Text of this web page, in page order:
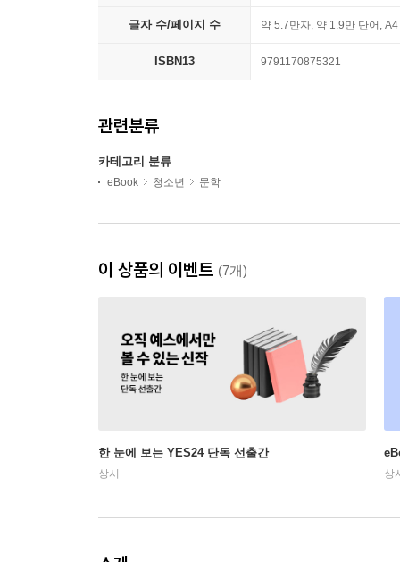
글자 수/페이지 수 약 5.7만자, 약 1.9만 단어,
ISBN13 9791170875321
관련분류
카테고리 분류
eBook 청소년 문학
이 상품의 이벤트 (7개)
한 눈에 보는 YES24 단독 선출간
상시 상